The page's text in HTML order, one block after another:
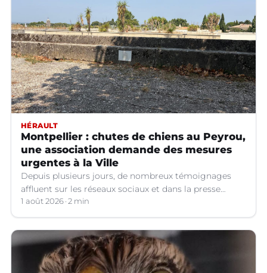
HÉRAULT
Montpellier : chutes de chiens au Peyrou,
une association demande des mesures
urgentes à la Ville
Depuis plusieurs jours, de nombreux témoignages
affluent sur les réseaux sociaux et dans la presse
relatant des chutes de chiens depuis la terrasse basse
du Peyrou à Montpellier. Une association interpelle la
Ville pour demander des mesures urgentes
1 août 2026 2 min